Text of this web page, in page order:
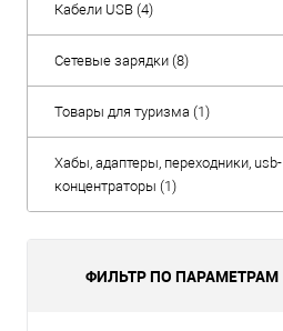
Кабели USB (4)
Сетевые зарядки (8)
Товары для туризма (1)
Хабы, адаптеры, переходники, usb-
концентраторы (1)
ФИЛЬТР ПО ПАРАМЕТРАМ